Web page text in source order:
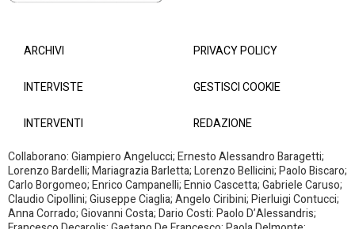
ARCHIVI
INTERVISTE
INTERVENTI
PRIVACY POLICY
GESTISCI COOKIE
REDAZIONE
Collaborano: Giampiero Angelucci; Ernesto Alessandro Baragetti;
Lorenzo Bardelli; Mariagrazia Barletta; Lorenzo Bellicini; Paolo Biscaro;
Carlo Borgomeo; Enrico Campanelli; Ennio Cascetta; Gabriele Caruso;
Claudio Cipollini; Giuseppe Ciaglia; Angelo Ciribini; Pierluigi Contucci;
Anna Corrado; Giovanni Costa; Dario Costi: Paolo D’Alessandris;